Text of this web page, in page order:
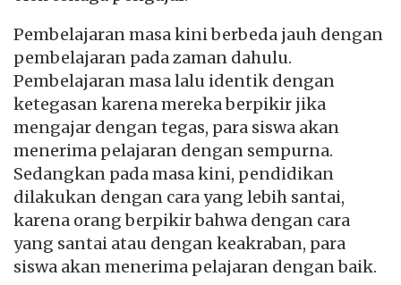
Pembelajaran masa kini berbeda jauh dengan
pembelajaran pada zaman dahulu.
Pembelajaran masa lalu identik dengan
ketegasan karena mereka berpikir jika
mengajar dengan tegas, para siswa akan
menerima pelajaran dengan sempurna.
Sedangkan pada masa kini, pendidikan
dilakukan dengan cara yang lebih santai,
karena orang berpikir bahwa dengan cara
yang santai atau dengan keakraban, para
siswa akan menerima pelajaran dengan baik.